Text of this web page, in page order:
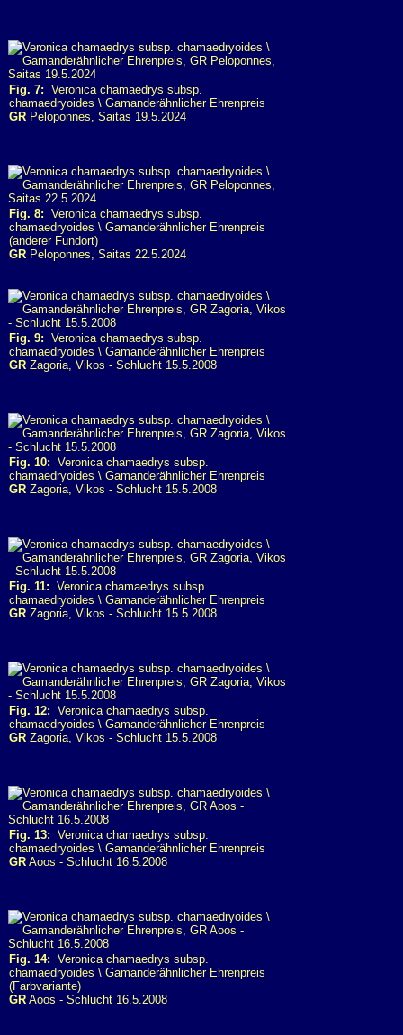
Fig. 7: Veronica chamaedrys subsp.
chamaedryoides \ Gamanderähnlicher Ehrenpreis
GR Peloponnes, Saitas 19.5.2024
Fig. 8: Veronica chamaedrys subsp.
chamaedryoides \ Gamanderähnlicher Ehrenpreis
(anderer Fundort)
GR Peloponnes, Saitas 22.5.2024
Fig. 9: Veronica chamaedrys subsp.
chamaedryoides \ Gamanderähnlicher Ehrenpreis
GR Zagoria, Vikos - Schlucht 15.5.2008
Fig. 10: Veronica chamaedrys subsp.
chamaedryoides \ Gamanderähnlicher Ehrenpreis
GR Zagoria, Vikos - Schlucht 15.5.2008
Fig. 11: Veronica chamaedrys subsp.
chamaedryoides \ Gamanderähnlicher Ehrenpreis
GR Zagoria, Vikos - Schlucht 15.5.2008
Fig. 12: Veronica chamaedrys subsp.
chamaedryoides \ Gamanderähnlicher Ehrenpreis
GR Zagoria, Vikos - Schlucht 15.5.2008
Fig. 13: Veronica chamaedrys subsp.
chamaedryoides \ Gamanderähnlicher Ehrenpreis
GR Aoos - Schlucht 16.5.2008
Fig. 14: Veronica chamaedrys subsp.
chamaedryoides \ Gamanderähnlicher Ehrenpreis
(Farbvariante)
GR Aoos - Schlucht 16.5.2008